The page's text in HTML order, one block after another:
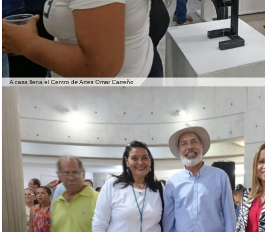
A casa llena el Centro de Artes Omar Carreño